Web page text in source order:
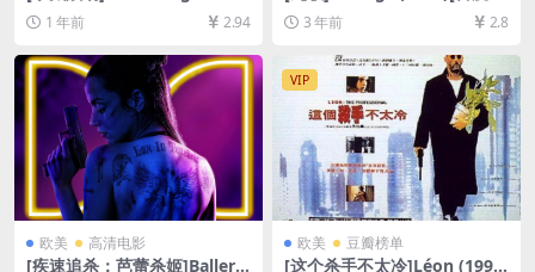
(1984)[百度网盘+夸克网盘10
80P超清未删减资源][网盘在
线播放/下载][MP4/9.9GB][中
英字幕]
1 年前 2.94
盘+迅雷云盘资源1080P超清]
[MP4/4GB][中英字幕]【手机/
平板无法在线播放，请使用电
脑下载防和谐压缩包（含解压
密码）】
3 年前 2.8
欧美 高清电影
[疾速追杀：芭蕾杀姬]Ballerin
VIP
欧美 豆瓣榜单
[这个杀手不太冷]Léon (1994)